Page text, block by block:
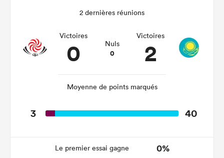
2 dernières réunions
Victoires
0 Nuls
0
Victoires
2
Moyenne de points marqués
3 40
Le premier essai gagne 0%